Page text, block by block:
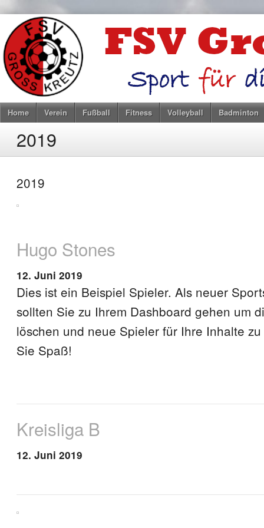
Home Verein Fußball Fitness Volleyball Badminton
2019
2019
Hugo Stones
12. Juni 2019
Dies ist ein Beispiel Spieler. Als neuer
sollten Sie zu Ihrem Dashboard gehen um
löschen und neue Spieler für Ihre Inhalte
Sie Spaß!
Kreisliga B
12. Juni 2019